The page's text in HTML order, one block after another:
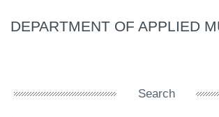
to
DEPARTMENT OF APPLIED
Search